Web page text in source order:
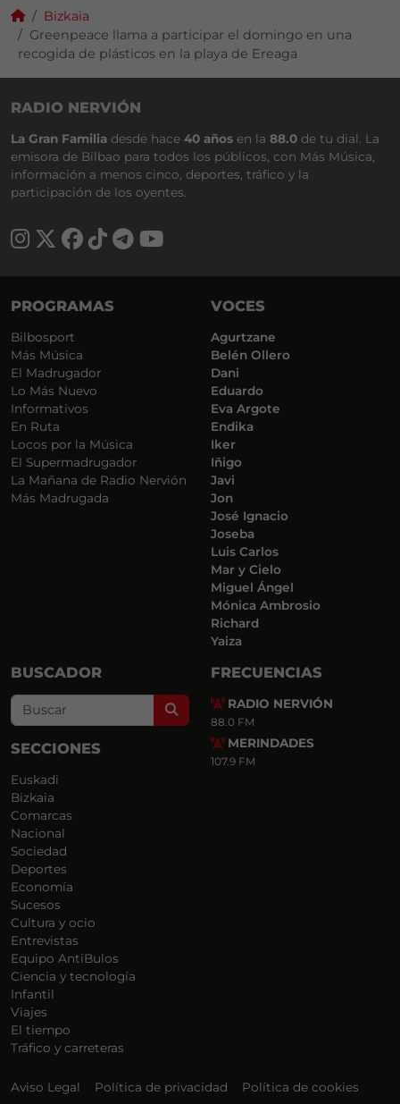
Bizkaia
Greenpeace llama a participar el domingo en una
recogida de plásticos en la playa de Ereaga
RADIO NERVIÓN
La Gran Familia desde hace 40 años en la 88.0 de tu dial. La
emisora de Bilbao para todos los públicos, con Más Música,
información a menos cinco, deportes, tráfico y la
participación de los oyentes.
PROGRAMAS
Bilbosport
Más Música
El Madrugador
Lo Más Nuevo
Informativos
En Ruta
Locos por la Música
El Supermadrugador
La Mañana de Radio Nervión
Más Madrugada
VOCES
Agurtzane
Belén Ollero
Dani
Eduardo
Eva Argote
Endika
Iker
Iñigo
Javi
Jon
José Ignacio
Joseba
Luis Carlos
Mar y Cielo
Miguel Ángel
Mónica Ambrosio
Richard
Yaiza
BUSCADOR
Search
SECCIONES
Euskadi
Bizkaia
Comarcas
Nacional
Sociedad
Deportes
Economía
Sucesos
Cultura y ocio
Entrevistas
Equipo AntiBulos
Ciencia y tecnología
Infantil
Viajes
El tiempo
Tráfico y carreteras
FRECUENCIAS
RADIO NERVIÓN
88.0 FM
MERINDADES
107.9 FM
Aviso Legal Política de privacidad Política de cookies